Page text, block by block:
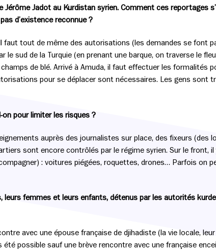
Jadot au Kurdistan syrien. Comment ces reportages
d’existence reconnue ?
faut tout de même des autorisations (les demandes se font
le sud de la Turquie (en prenant une barque, on traverse le
de blé. Arrivé à Amuda, il faut effectuer les formalités
pour se déplacer sont nécessaires. Les gens sont
pour limiter les risques ?
auprès des journalistes sur place, des fixeurs (des
sont encore contrôlés par le régime syrien. Sur le front, il
: voitures piégées, roquettes, drones… Parfois on
leurs femmes et leurs enfants, détenus par les autorités
avec une épouse française de djihadiste (la vie locale, leur
été possible sauf une brève rencontre avec une française